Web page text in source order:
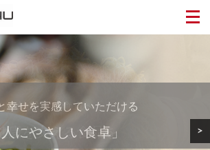
幸せを実感していただける
人にやさしい食卓」
い地球から食卓へ・・・
康を支える食品を
安心・安全で美味しい
もずく・めかぶを >